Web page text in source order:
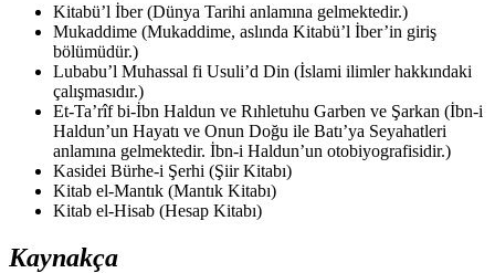
Kitabü’l İber (Dünya Tarihi anlamına gelmektedir.)
Mukaddime (Mukaddime, aslında Kitabü’l İber’in giriş
bölümüdür.)
Lubabu’l Muhassal fi Usuli’d Din (İslami ilimler hakkındaki
çalışmasıdır.)
Et-Ta’rîf bi-İbn Haldun ve Rıhletuhu Garben ve Şarkan (İbn-i
Haldun’un Hayatı ve Onun Doğu ile Batı’ya Seyahatleri
anlamına gelmektedir. İbn-i Haldun’un otobiyografisidir.)
Kasidei Bürhe-i Şerhi (Şiir Kitabı)
Kitab el-Mantık (Mantık Kitabı)
Kitab el-Hisab (Hesap Kitabı)
Kaynakça